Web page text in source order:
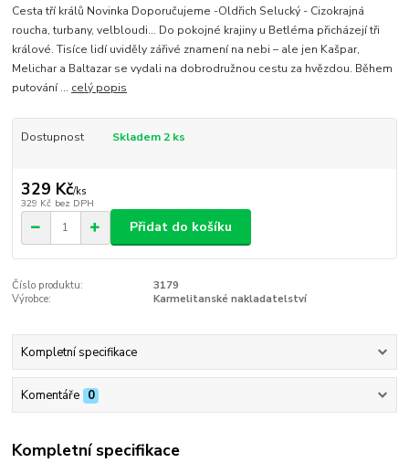
Cesta tří králů Novinka Doporučujeme -Oldřich Selucký - Cizokrajná
roucha, turbany, velbloudi… Do pokojné krajiny u Betléma přicházejí tři
králové. Tisíce lidí uviděly zářivé znamení na nebi – ale jen Kašpar,
Melichar a Baltazar se vydali na dobrodružnou cestu za hvězdou. Během
putování ... celý popis
Dostupnost Skladem 2 ks
329 Kč/ks
329 Kč bez DPH
Přidat do košíku
Číslo produktu:
3179
Výrobce:
Karmelitanské nakladatelství
Kompletní specifikace
Komentáře 0
Kompletní specifikace